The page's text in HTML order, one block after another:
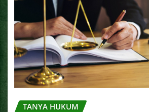
TANYA HUKUM